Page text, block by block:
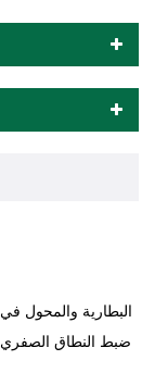
2. البطارية والمحول
3. ضبط النطاق